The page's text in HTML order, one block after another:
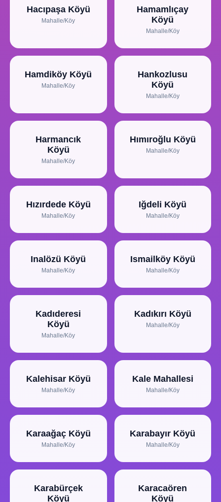
Hacıpaşa Köyü
Mahalle/Köy
Hamamlıçay
Köyü
Mahalle/Köy
Hamdiköy Köyü
Mahalle/Köy
Hankozlusu
Köyü
Mahalle/Köy
Harmancık
Köyü
Mahalle/Köy
Hımıroğlu Köyü
Mahalle/Köy
Hızırdede Köyü
Mahalle/Köy
Iğdeli Köyü
Mahalle/Köy
Inalözü Köyü
Mahalle/Köy
Ismailköy Köyü
Mahalle/Köy
Kadıderesi
Köyü
Mahalle/Köy
Kadıkırı Köyü
Mahalle/Köy
Kalehisar Köyü
Mahalle/Köy
Kale Mahallesi
Mahalle/Köy
Karaağaç Köyü
Mahalle/Köy
Karabayır Köyü
Mahalle/Köy
Karabürçek
Köyü
Karacaören
Köyü